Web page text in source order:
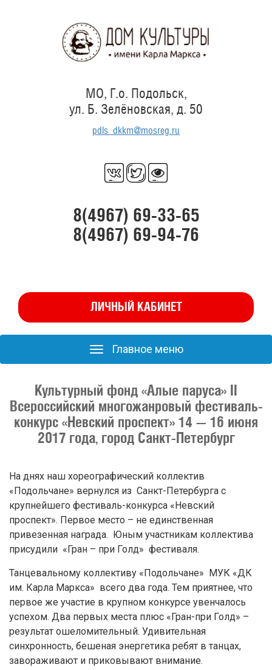
МО, Г.о. Подольск,
ул. Б. Зелёновская, д. 50
pdls_dkkm@mosreg.ru
8(4967) 69-33-65
8(4967) 69-94-76
ЛИЧНЫЙ КАБИНЕТ
Главное
меню
Главное меню
Культурный фонд «Алые паруса» II
Всероссийский многожанровый фестиваль-
конкурс «Невский проспект» 14 — 16 июня
2017 года, город Санкт-Петербург
На днях наш хореографический коллектив
«Подольчане» вернулся из Санкт-Петербурга с
крупнейшего фестиваль-конкурса «Невский
проспект». Первое место – не единственная
привезенная награда. Юным участникам коллектива
присудили «Гран – при Голд» фестиваля.
Танцевальному коллективу «Подольчане» МУК «ДК
им. Карла Маркса» всего два года. Тем приятнее, что
первое же участие в крупном конкурсе увенчалось
успехом. Два первых места плюс «Гран-при Голд» –
результат ошеломительный. Удивительная
синхронность, бешеная энергетика ребят в танцах,
завораживают и приковывают внимание.